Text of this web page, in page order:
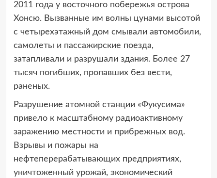
2011 года у восточного побережья острова
Хонсю. Вызванные им волны цунами высотой
с четырехэтажный дом смывали автомобили,
самолеты и пассажирские поезда,
затапливали и разрушали здания. Более 27
тысяч погибших, пропавших без вести,
раненых.
Разрушение атомной станции «Фукусима»
привело к масштабному радиоактивному
заражению местности и прибрежных вод.
Взрывы и пожары на
нефтеперерабатывающих предприятиях,
уничтоженный урожай, экономический